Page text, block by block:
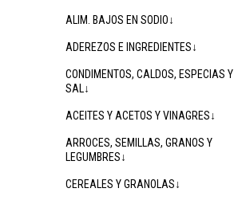
ALIM. BAJOS EN SODIO↓
ADEREZOS E INGREDIENTES↓
CONDIMENTOS, CALDOS, ESPECIAS Y
SAL↓
ACEITES Y ACETOS Y VINAGRES↓
ARROCES, SEMILLAS, GRANOS Y
LEGUMBRES↓
CEREALES Y GRANOLAS↓